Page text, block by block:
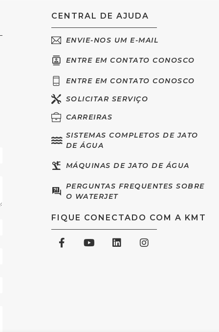
CENTRAL DE AJUDA
ENVIE-NOS UM E-MAIL
ENTRE EM CONTATO CONOSCO
ENTRE EM CONTATO CONOSCO
SOLICITAR SERVIÇO
CARREIRAS
SISTEMAS COMPLETOS DE JATO
DE ÁGUA
MÁQUINAS DE JATO DE ÁGUA
PERGUNTAS FREQUENTES SOBRE
O WATERJET
FIQUE CONECTADO COM A KMT